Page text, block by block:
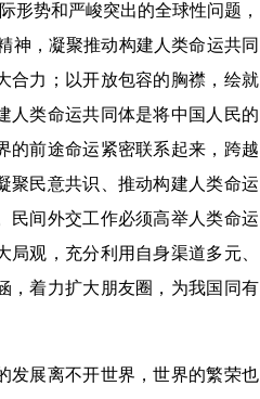
形势和严峻突出的全球性问题，
神，凝聚推动构建人类命运共同
合力；以开放包容的胸襟，绘就
人类命运共同体是将中国人民的
的前途命运紧密联系起来，跨越
聚民意共识、推动构建人类命运
民间外交工作必须高举人类命运
观，充分利用自身渠道多元、
，着力扩大朋友圈，为我国同有
发展离不开世界，世界的繁荣也